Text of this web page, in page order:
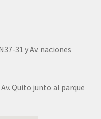
31 y Av. naciones
Quito junto al parque